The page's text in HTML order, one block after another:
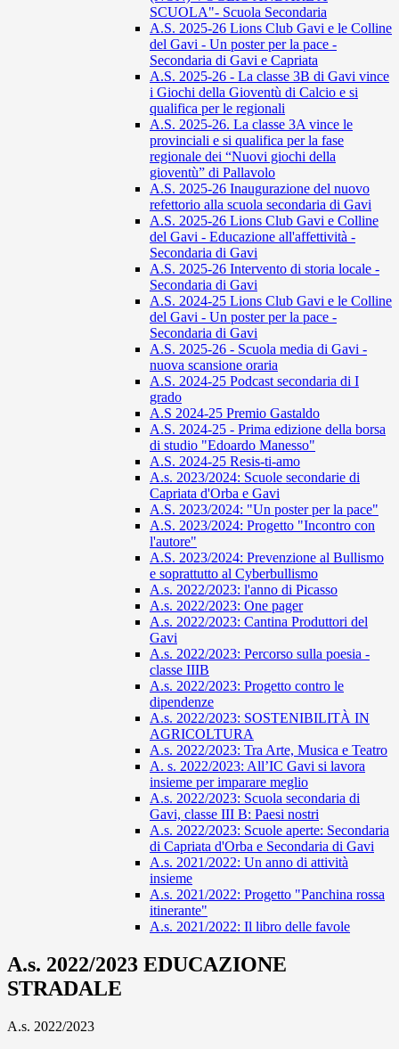
SCUOLA"- Scuola Secondaria
A.S. 2025-26 Lions Club Gavi e le Colline
del Gavi - Un poster per la pace -
Secondaria di Gavi e Capriata
A.S. 2025-26 - La classe 3B di Gavi vince
i Giochi della Gioventù di Calcio e si
qualifica per le regionali
A.S. 2025-26. La classe 3A vince le
provinciali e si qualifica per la fase
regionale dei “Nuovi giochi della
gioventù” di Pallavolo
A.S. 2025-26 Inaugurazione del nuovo
refettorio alla scuola secondaria di Gavi
A.S. 2025-26 Lions Club Gavi e Colline
del Gavi - Educazione all'affettività -
Secondaria di Gavi
A.S. 2025-26 Intervento di storia locale -
Secondaria di Gavi
A.S. 2024-25 Lions Club Gavi e le Colline
del Gavi - Un poster per la pace -
Secondaria di Gavi
A.S. 2025-26 - Scuola media di Gavi -
nuova scansione oraria
A.S. 2024-25 Podcast secondaria di I
grado
A.S 2024-25 Premio Gastaldo
A.S. 2024-25 - Prima edizione della borsa
di studio "Edoardo Manesso"
A.S. 2024-25 Resis-ti-amo
A.s. 2023/2024: Scuole secondarie di
Capriata d'Orba e Gavi
A.S. 2023/2024: "Un poster per la pace"
A.S. 2023/2024: Progetto "Incontro con
l'autore"
A.S. 2023/2024: Prevenzione al Bullismo
e soprattutto al Cyberbullismo
A.s. 2022/2023: l'anno di Picasso
A.s. 2022/2023: One pager
A.s. 2022/2023: Cantina Produttori del
Gavi
A.s. 2022/2023: Percorso sulla poesia -
classe IIIB
A.s. 2022/2023: Progetto contro le
dipendenze
A.s. 2022/2023: SOSTENIBILITÀ IN
AGRICOLTURA
A.s. 2022/2023: Tra Arte, Musica e Teatro
A. s. 2022/2023: All’IC Gavi si lavora
insieme per imparare meglio
A.s. 2022/2023: Scuola secondaria di
Gavi, classe III B: Paesi nostri
A.s. 2022/2023: Scuole aperte: Secondaria
di Capriata d'Orba e Secondaria di Gavi
A.s. 2021/2022: Un anno di attività
insieme
A.s. 2021/2022: Progetto "Panchina rossa
itinerante"
A.s. 2021/2022: Il libro delle favole
A.s. 2022/2023 EDUCAZIONE
STRADALE
A.s. 2022/2023